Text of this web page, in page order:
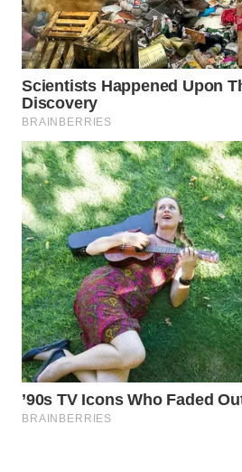
WAHANA
KONSUMEN
WAHANA
LISTRIK
WAHANA
TRAVEL
WAHANA
TV
WAHANANEWS
ID
WAHANANEWS
CO ID
WAHANANEWS